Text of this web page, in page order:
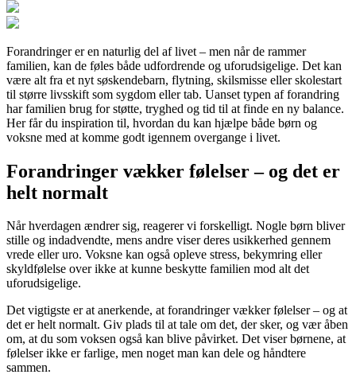
Forandringer er en naturlig del af livet – men når de rammer
familien, kan de føles både udfordrende og uforudsigelige. Det kan
være alt fra et nyt søskendebarn, flytning, skilsmisse eller skolestart
til større livsskift som sygdom eller tab. Uanset typen af forandring
har familien brug for støtte, tryghed og tid til at finde en ny balance.
Her får du inspiration til, hvordan du kan hjælpe både børn og
voksne med at komme godt igennem overgange i livet.
Forandringer vækker følelser – og det er
helt normalt
Når hverdagen ændrer sig, reagerer vi forskelligt. Nogle børn bliver
stille og indadvendte, mens andre viser deres usikkerhed gennem
vrede eller uro. Voksne kan også opleve stress, bekymring eller
skyldfølelse over ikke at kunne beskytte familien mod alt det
uforudsigelige.
Det vigtigste er at anerkende, at forandringer vækker følelser – og at
det er helt normalt. Giv plads til at tale om det, der sker, og vær åben
om, at du som voksen også kan blive påvirket. Det viser børnene, at
følelser ikke er farlige, men noget man kan dele og håndtere
sammen.